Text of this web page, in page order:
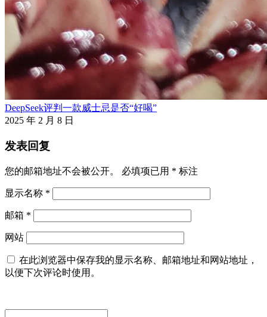
DeepSeek评判一款威士忌是否“好喝”
2025 年 2 月 8 日
发表回复
您的邮箱地址不会被公开。 必填项已用 * 标注
显示名称 *
邮箱 *
网站
在此浏览器中保存我的显示名称、邮箱地址和网站地址，
以便下次评论时使用。